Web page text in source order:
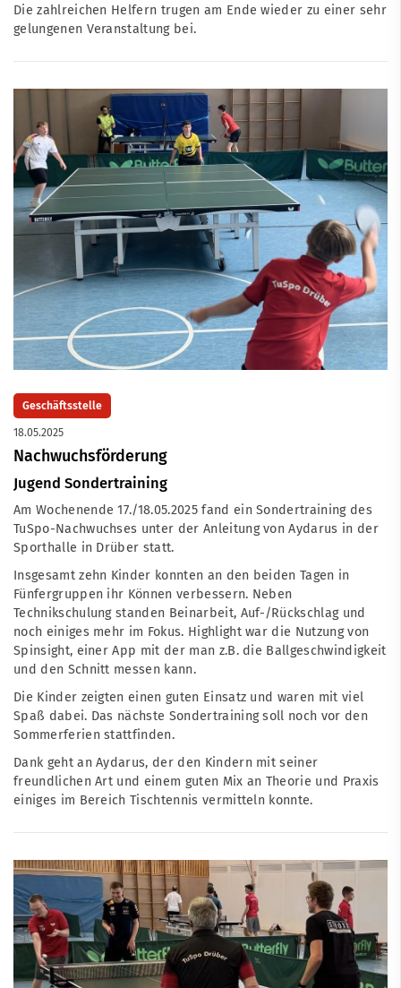
Die zahlreichen Helfern trugen am Ende wieder zu einer sehr
gelungenen Veranstaltung bei.
Geschäftsstelle
18.05.2025
Nachwuchsförderung
Jugend Sondertraining
Am Wochenende 17./18.05.2025 fand ein Sondertraining des
TuSpo-Nachwuchses unter der Anleitung von Aydarus in der
Sporthalle in Drüber statt.
Insgesamt zehn Kinder konnten an den beiden Tagen in
Fünfergruppen ihr Können verbessern. Neben
Technikschulung standen Beinarbeit, Auf-/Rückschlag und
noch einiges mehr im Fokus. Highlight war die Nutzung von
Spinsight, einer App mit der man z.B. die Ballgeschwindigkeit
und den Schnitt messen kann.
Die Kinder zeigten einen guten Einsatz und waren mit viel
Spaß dabei. Das nächste Sondertraining soll noch vor den
Sommerferien stattfinden.
Dank geht an Aydarus, der den Kindern mit seiner
freundlichen Art und einem guten Mix an Theorie und Praxis
einiges im Bereich Tischtennis vermitteln konnte.